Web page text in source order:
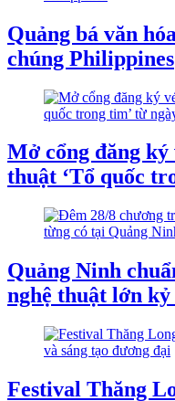
Quảng bá văn
chúng Philippines
Mở cổng đăng
thuật ‘Tổ quốc
Quảng Ninh
nghệ thuật lớn
Festival Thăng